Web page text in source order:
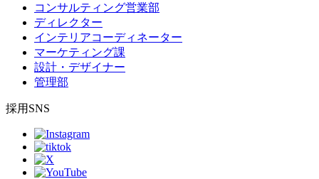
コンサルティング営業部
ディレクター
インテリアコーディネーター
マーケティング課
設計・デザイナー
管理部
採用SNS